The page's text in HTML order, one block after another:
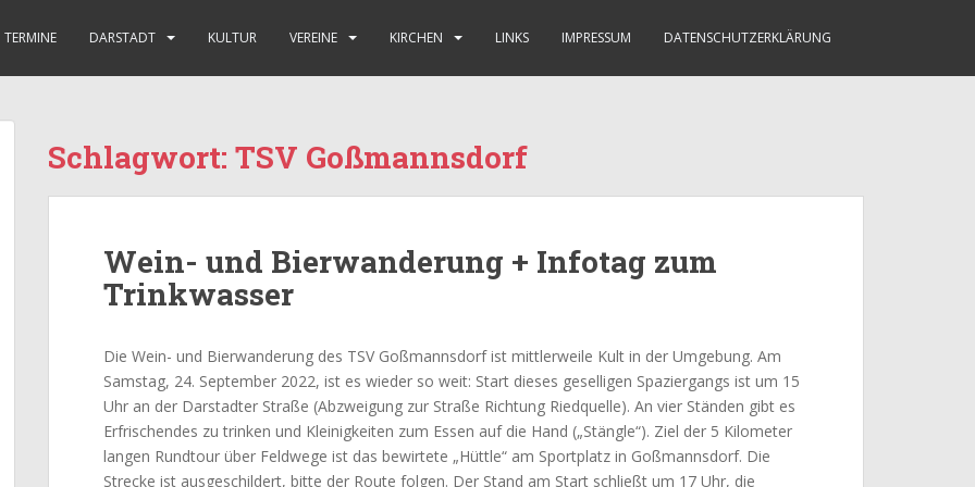
TERMINE DARSTADT KULTUR VEREINE KIRCHEN LINKS IMPRESSUM DATENSCHUTZERKLÄRUNG
Schlagwort: TSV Goßmannsdorf
Wein- und Bierwanderung + Infotag zum
Trinkwasser
Die Wein- und Bierwanderung des TSV Goßmannsdorf ist mittlerweile Kult in der Umgebung. Am
Samstag, 24. September 2022, ist es wieder so weit: Start dieses geselligen Spaziergangs ist um 15
Uhr an der Darstadter Straße (Abzweigung zur Straße Richtung Riedquelle). An vier Ständen gibt es
Erfrischendes zu trinken und Kleinigkeiten zum Essen auf die Hand („Stängle“). Ziel der 5 Kilometer
langen Rundtour über Feldwege ist das bewirtete „Hüttle“ am Sportplatz in Goßmannsdorf. Die
Strecke ist ausgeschildert, bitte der Route folgen. Der Stand am Start schließt um 17 Uhr, die